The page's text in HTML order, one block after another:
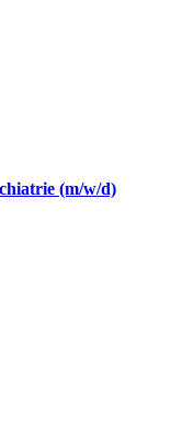
(m/w/d)